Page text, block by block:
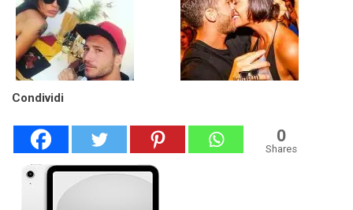
Condividi
0
Shares